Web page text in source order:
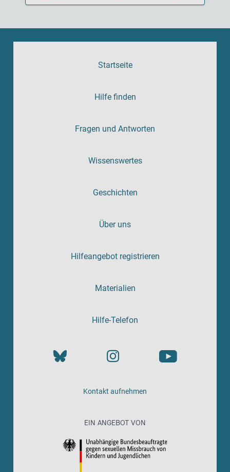
Startseite
Hilfe finden
Fragen und Antworten
Wissenswertes
Geschichten
Über uns
Hilfeangebot registrieren
Materialien
Hilfe-Telefon
Kontakt aufnehmen
EIN ANGEBOT VON